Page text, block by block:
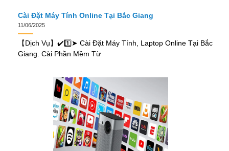
Cài Đặt Máy Tính Online Tại Bắc Giang
11/06/2025
【Dịch Vụ】✔️1️⃣➤ Cài Đặt Máy Tính, Laptop Online Tại Bắc
Giang. Cài Phần Mềm Từ